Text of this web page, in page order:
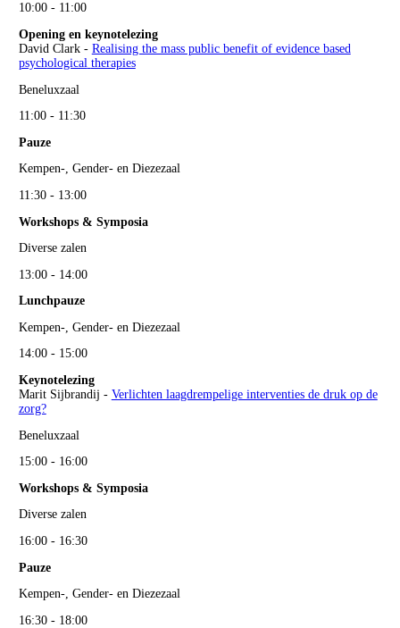
10:00 - 11:00
Opening en keynotelezing
David Clark - Realising the mass public benefit of evidence based
psychological therapies
Beneluxzaal
11:00 - 11:30
Pauze
Kempen-, Gender- en Diezezaal
11:30 - 13:00
Workshops & Symposia
Diverse zalen
13:00 - 14:00
Lunchpauze
Kempen-, Gender- en Diezezaal
14:00 - 15:00
Keynotelezing
Marit Sijbrandij - Verlichten laagdrempelige interventies de druk op de
zorg?
Beneluxzaal
15:00 - 16:00
Workshops & Symposia
Diverse zalen
16:00 - 16:30
Pauze
Kempen-, Gender- en Diezezaal
16:30 - 18:00